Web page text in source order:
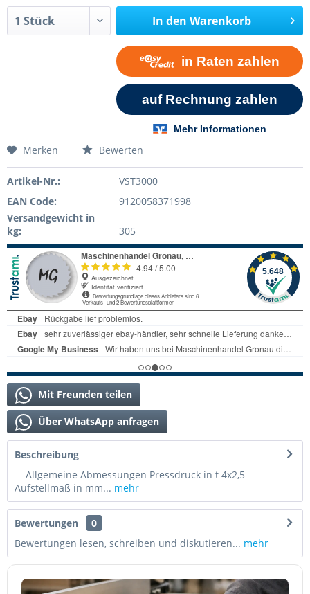
In den Warenkorb
Merken Bewerten
Artikel-Nr.:
VST3000
EAN Code:
9120058371998
Versandgewicht in
kg:
305
Mit Freunden teilen
Über WhatsApp anfragen
Beschreibung
Allgemeine Abmessungen Pressdruck in t 4x2,5
Aufstellmaß in mm... mehr
Bewertungen
0
Bewertungen lesen, schreiben und diskutieren... mehr